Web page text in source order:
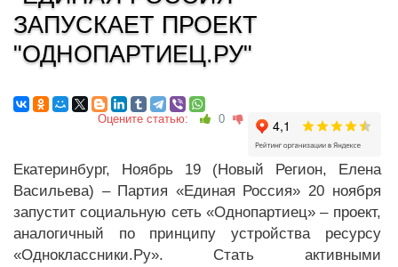
ЗАПУСКАЕТ ПРОЕКТ
"ОДНОПАРТИЕЦ.РУ"
Оцените статью: 0
Екатеринбург, Ноябрь 19 (Новый Регион, Елена
Васильева) – Партия «Единая Россия» 20 ноября
запустит социальную сеть «Однопартиец» – проект,
аналогичный по принципу устройства ресурсу
«Одноклассники.Ру». Стать активными